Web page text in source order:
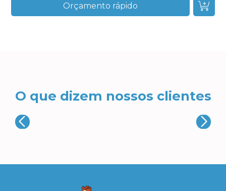
Orçamento rápido
O que dizem nossos clientes